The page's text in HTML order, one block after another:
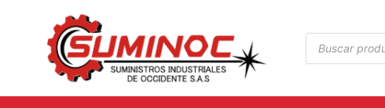
contenido
Búsqueda
de
productos